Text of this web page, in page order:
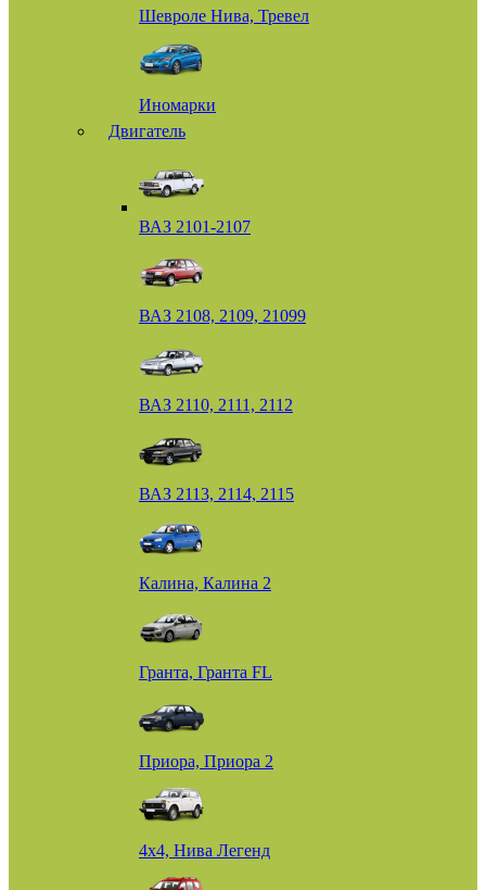
Шевроле Нива, Тревел
Иномарки
Двигатель
ВАЗ 2101-2107
ВАЗ 2108, 2109, 21099
ВАЗ 2110, 2111, 2112
ВАЗ 2113, 2114, 2115
Калина, Калина 2
Гранта, Гранта FL
Приора, Приора 2
4х4, Нива Легенд